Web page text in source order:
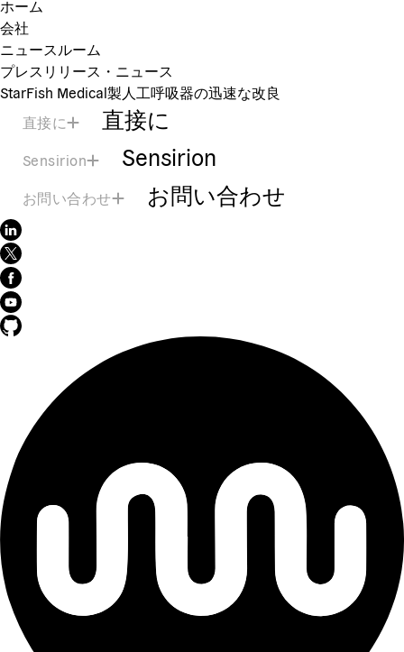
ホーム
会社
ニュースルーム
プレスリリース・ニュース
StarFish Medical製人工呼吸器の迅速な改良
直接に
直接に
Sensirion Sensirion
お問い合わせ お問い合わせ